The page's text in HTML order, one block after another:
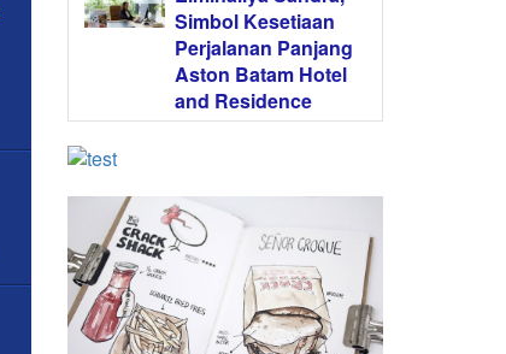
Simbol Kesetiaan
Perjalanan Panjang
Aston Batam Hotel
and Residence